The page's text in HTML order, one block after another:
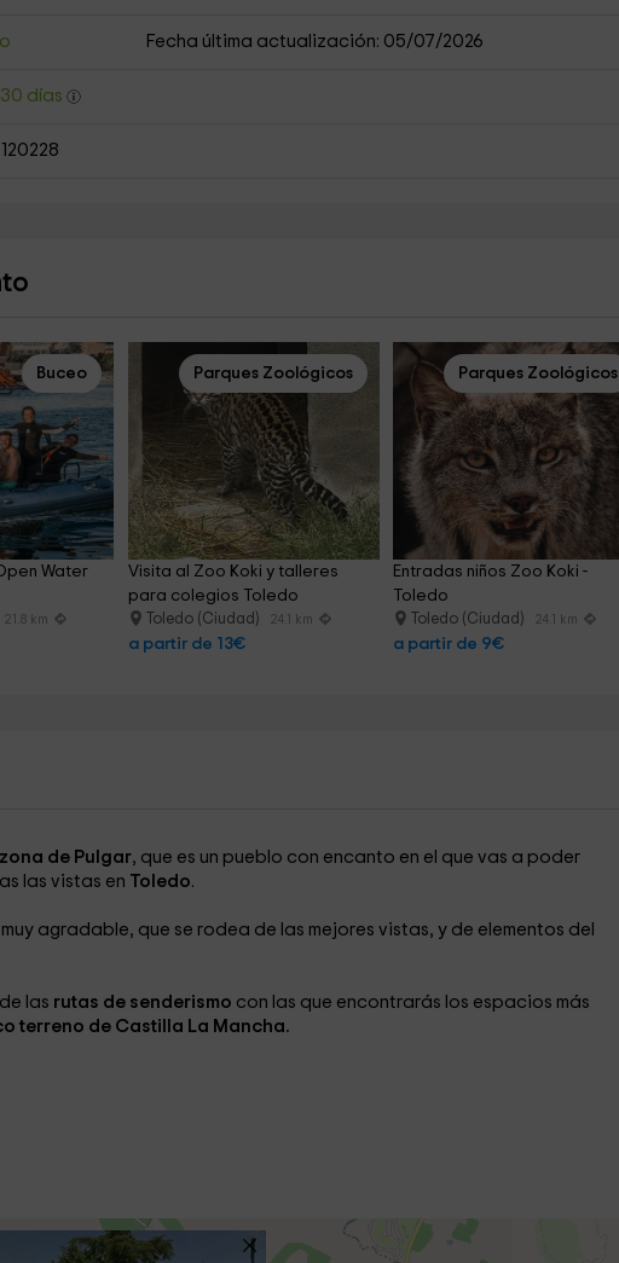
Fecha última actualización: 05/07/2026
días
Buceo
Water
21.8 km
Parques Zoológicos
Visita al Zoo Koki y talleres
para colegios Toledo
Toledo (Ciudad) 24.1 km
a partir de 13€
Parques Zoológicos
Entradas niños Zoo Koki -
Toledo
Toledo (Ciudad) 24.1 km
a partir de 9€
de Pulgar, que es un pueblo con encanto en el que vas a poder
las vistas en Toledo.
muy agradable, que se rodea de las mejores vistas, y de elementos del
las rutas de senderismo con las que encontrarás los espacios más
terreno de Castilla La Mancha.